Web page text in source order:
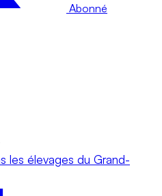
Abonné
les élevages du Grand-